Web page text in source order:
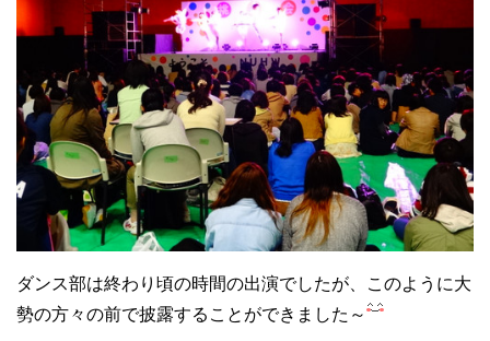
ダンス部は終わり頃の時間の出演でしたが、このように大
勢の方々の前で披露することができました～